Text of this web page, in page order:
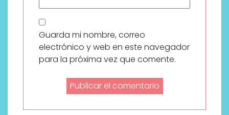
Guarda mi nombre, correo
electrónico y web en este navegador
para la próxima vez que comente.